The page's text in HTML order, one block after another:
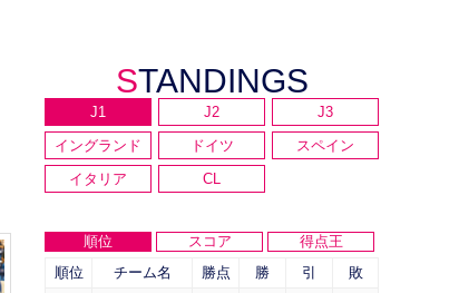
STANDINGS
J1 J2
J3
イングランド
ドイツ
スペイン
イタリア
CL
順位 スコア
得点王
順位
チーム名 勝点 勝 引 敗